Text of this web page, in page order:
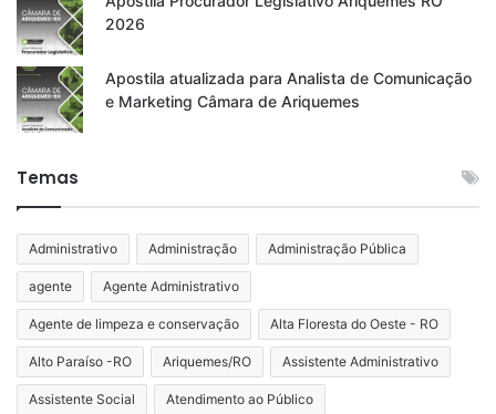
2026
Apostila atualizada para Analista de Comunicação
e Marketing Câmara de Ariquemes
Temas
Administrativo Administração Administração Pública
agente Agente Administrativo
Agente de limpeza e conservação Alta Floresta do Oeste - RO
Alto Paraíso -RO Ariquemes/RO Assistente Administrativo
Assistente Social Atendimento ao Público